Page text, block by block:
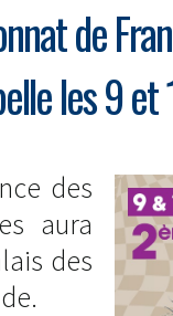
de
les 9 et
des
aura
des